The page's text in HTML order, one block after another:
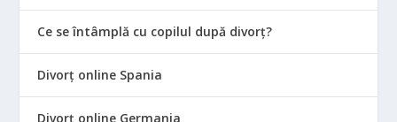
Ce se întâmplă cu copilul după divorț?
Divorț online Spania
Divorț online Germania